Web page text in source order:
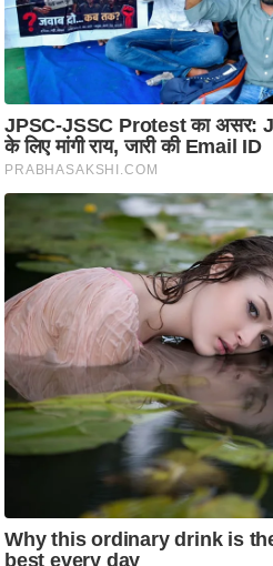
र्म
ज्यो
ति
ष
प्र
भु
म
हि
मा
/
ध
र्म
स्थ
ल
व्र
त
हा
र